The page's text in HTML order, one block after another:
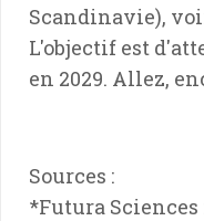
Scandinavie),
L'objectif est
en 2029. Allez,
Sources :
*Futura Sciences